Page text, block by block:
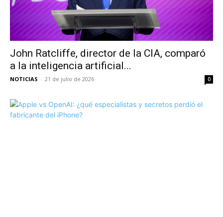
John Ratcliffe, director de la CIA, comparó
a la inteligencia artificial...
NOTICIAS - 21 de julio de 2026 0